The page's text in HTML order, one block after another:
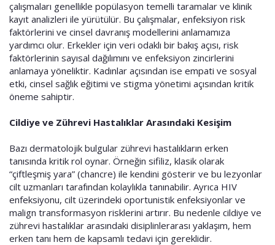
çalışmaları genellikle popülasyon temelli taramalar ve klinik
kayıt analizleri ile yürütülür. Bu çalışmalar, enfeksiyon risk
faktörlerini ve cinsel davranış modellerini anlamamıza
yardımcı olur. Erkekler için veri odaklı bir bakış açısı, risk
faktörlerinin sayısal dağılımını ve enfeksiyon zincirlerini
anlamaya yöneliktir. Kadınlar açısından ise empati ve sosyal
etki, cinsel sağlık eğitimi ve stigma yönetimi açısından kritik
öneme sahiptir.
Cildiye ve Zührevi Hastalıklar Arasındaki Kesişim
Bazı dermatolojik bulgular zührevi hastalıkların erken
tanısında kritik rol oynar. Örneğin sifiliz, klasik olarak
“çiftleşmiş yara” (chancre) ile kendini gösterir ve bu lezyonlar
cilt uzmanları tarafından kolaylıkla tanınabilir. Ayrıca HIV
enfeksiyonu, cilt üzerindeki oportunistik enfeksiyonlar ve
malign transformasyon risklerini artırır. Bu nedenle cildiye ve
zührevi hastalıklar arasındaki disiplinlerarası yaklaşım, hem
erken tanı hem de kapsamlı tedavi için gereklidir.